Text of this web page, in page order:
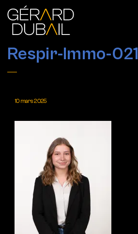
Respir-Immo-021
10 mars 2025